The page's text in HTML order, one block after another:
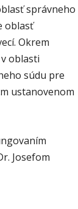
správneho
oblasť
Okrem
oblasti
súdu pre
ustanovenom
Josefom